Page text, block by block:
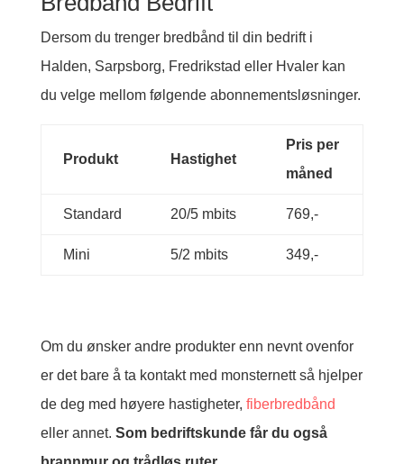
Dersom du trenger bredbånd til din bedrift i
Halden, Sarpsborg, Fredrikstad eller Hvaler kan
du velge mellom følgende abonnementsløsninger.
Produkt Hastighet
Pris per
måned
Standard 20/5 mbits 769,-
Mini 5/2 mbits 349,-
Om du ønsker andre produkter enn nevnt ovenfor
er det bare å ta kontakt med monsternett så hjelper
de deg med høyere hastigheter, fiberbredbånd
eller annet. Som bedriftskunde får du også